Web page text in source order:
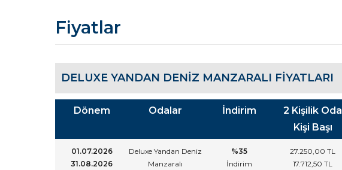
Fiyatlar
DELUXE YANDAN DENIZ MANZARALI FIYATLARI
Dönem Odalar İndirim
2 Kişilik Oda
Kişi Başı
01.07.2026
31.08.2026
Deluxe Yandan Deniz
Manzaralı
%35
İndirim
27.250,00 TL
17.712,50 TL